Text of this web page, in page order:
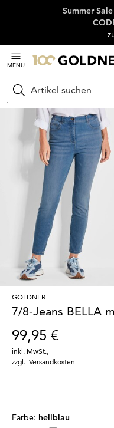
ÜberspringeSummer
MENU
Suchen
Startseite Damenmode
GOLDNER
7/8-Jeans BELLA
99,95 €
inkl. MwSt.
zzgl. Versandkosten
Farbe: hellblau